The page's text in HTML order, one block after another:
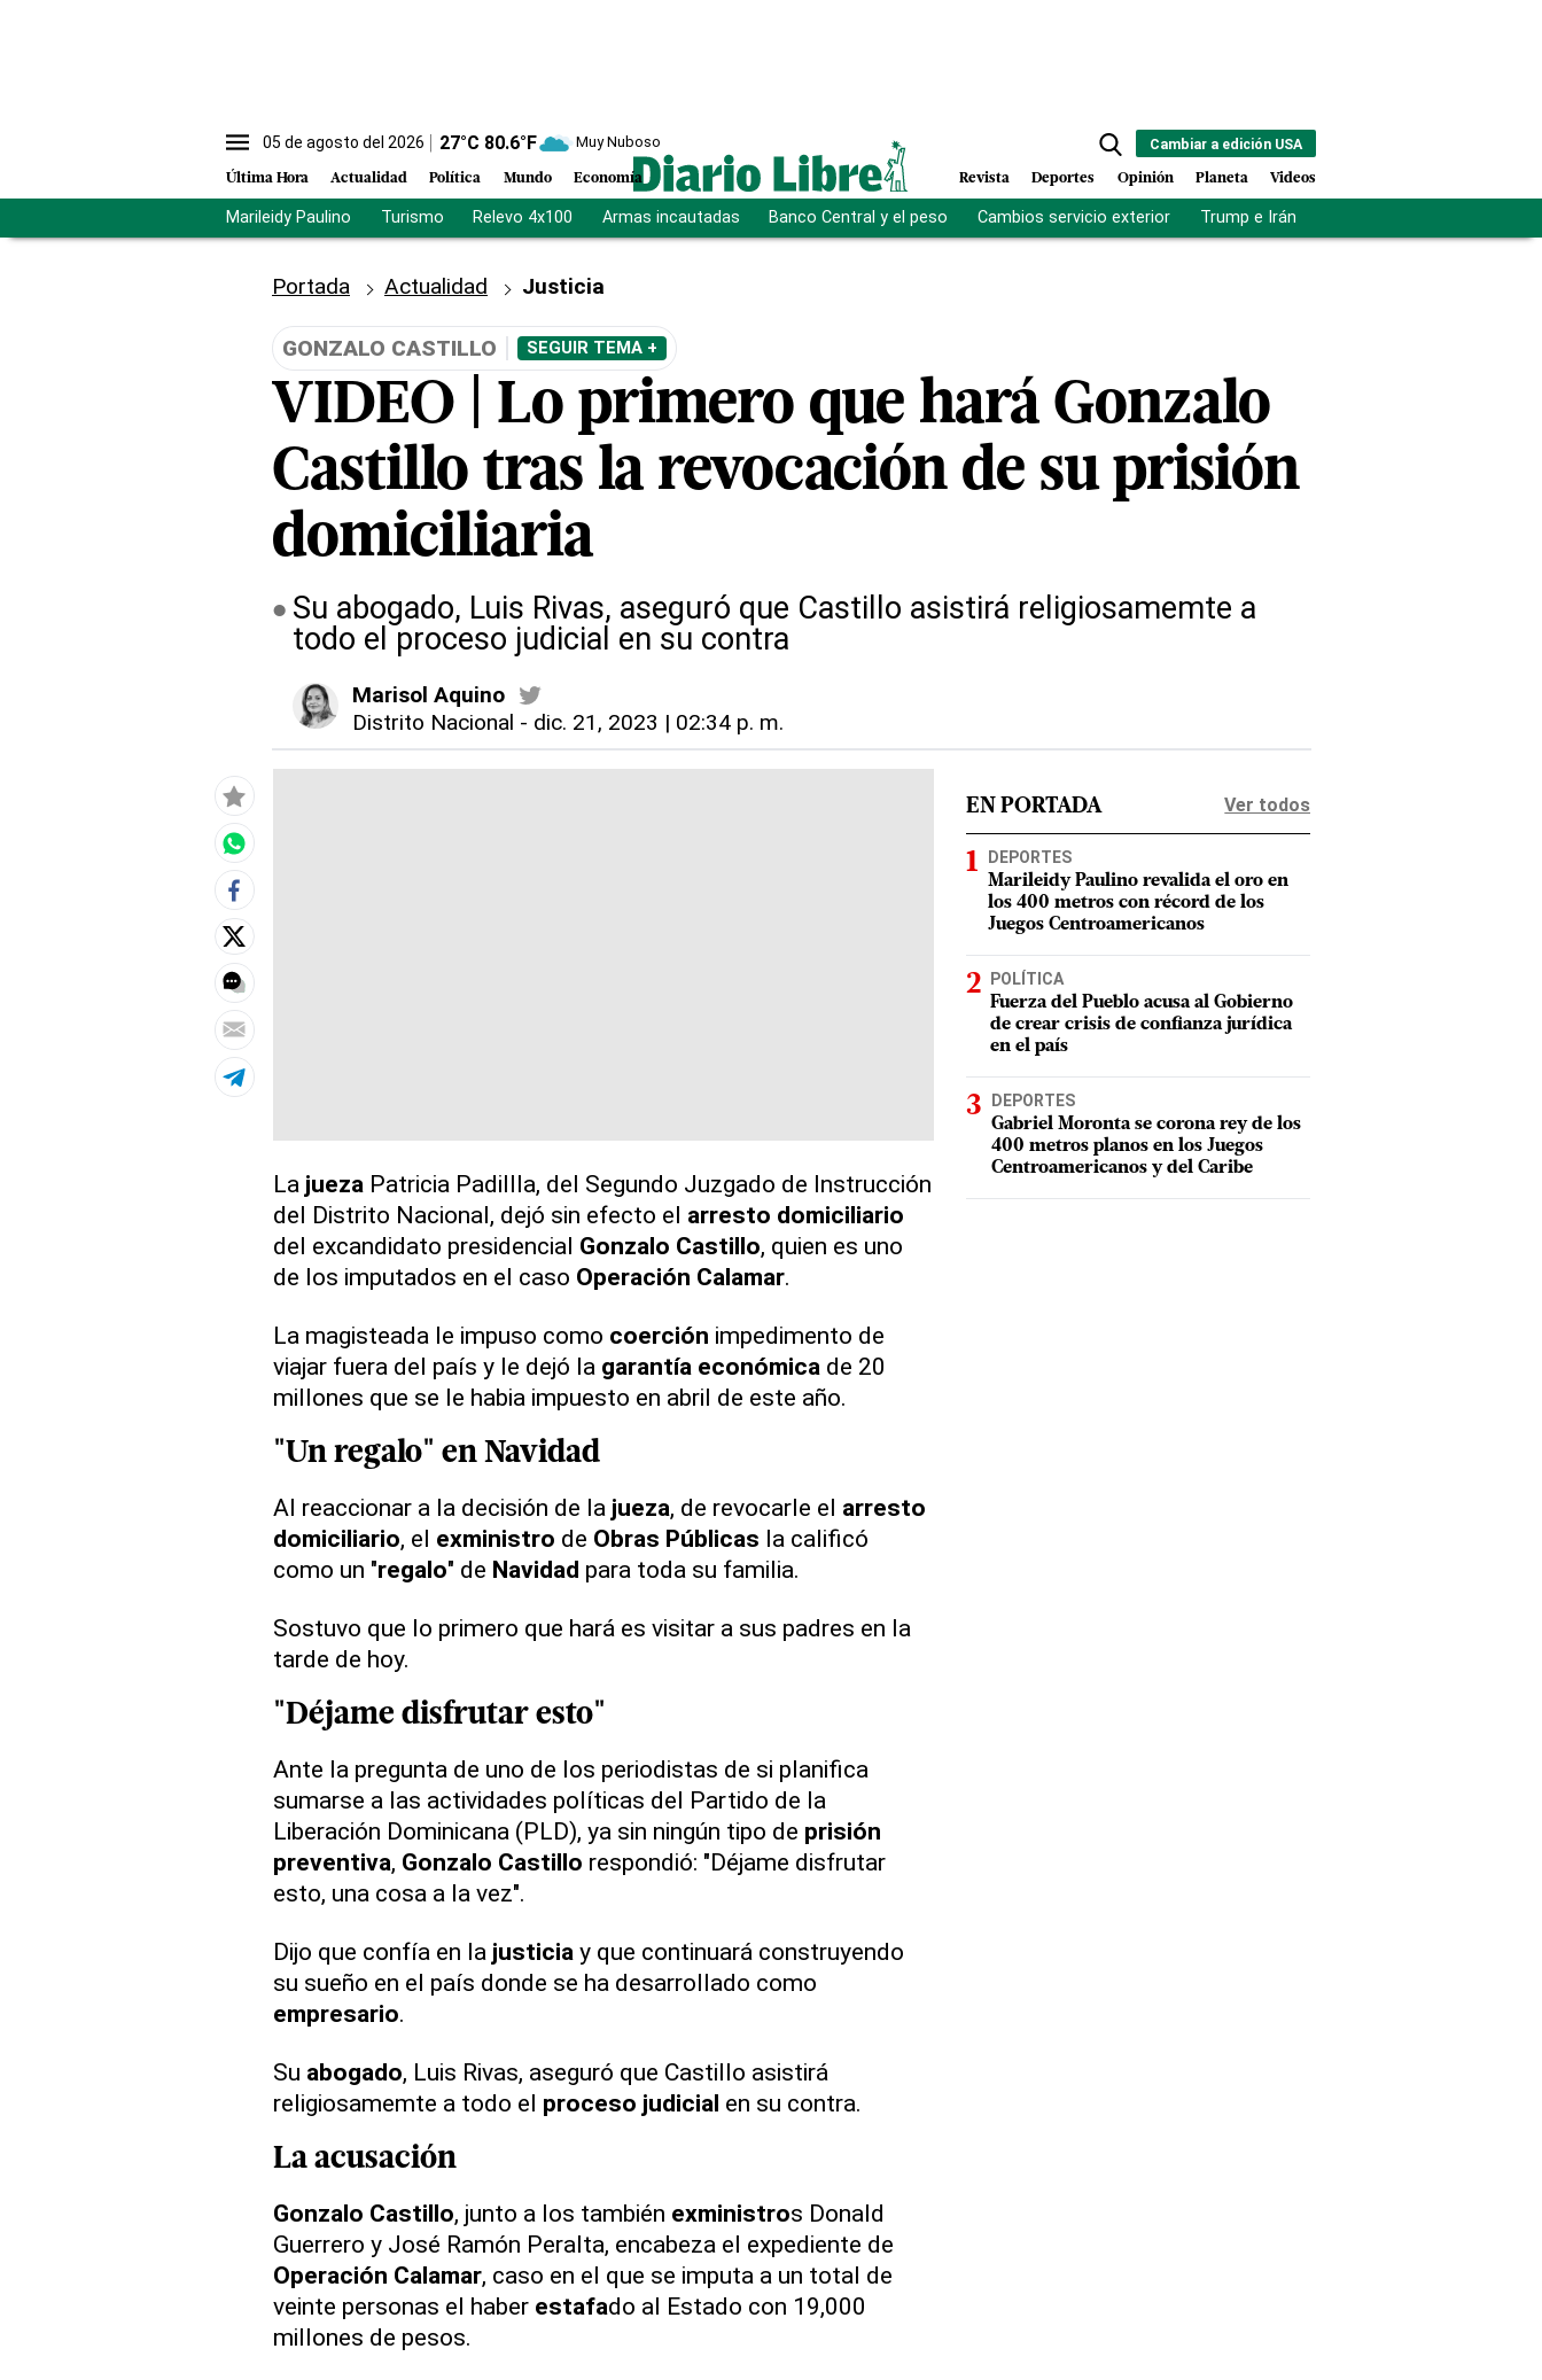
05 de agosto del 2026 27°C 80.6°F Muy Nuboso
Última Hora Actualidad Política Mundo Economía
Cambiar a edición USA
Revista Deportes Opinión Planeta Videos
Marileidy Paulino Turismo Relevo 4x100 Armas incautadas Banco Central y el peso Cambios servicio exterior Trump e Irán
Portada Actualidad Justicia
GONZALO CASTILLO SEGUIR TEMA +
VIDEO | Lo primero que hará Gonzalo
Castillo tras la revocación de su prisión
domiciliaria
Su abogado, Luis Rivas, aseguró que Castillo asistirá religiosamemte a
todo el proceso judicial en su contra
Marisol Aquino
Distrito Nacional - dic. 21, 2023 | 02:34 p. m.
La jueza Patricia Padillla, del Segundo Juzgado de Instrucción
del Distrito Nacional, dejó sin efecto el arresto domiciliario
del excandidato presidencial Gonzalo Castillo, quien es uno
de los imputados en el caso Operación Calamar.
La magisteada le impuso como coerción impedimento de
viajar fuera del país y le dejó la garantía económica de 20
millones que se le habia impuesto en abril de este año.
"Un regalo" en Navidad
Al reaccionar a la decisión de la jueza, de revocarle el arresto
domiciliario, el exministro de Obras Públicas la calificó
como un "regalo" de Navidad para toda su familia.
Sostuvo que lo primero que hará es visitar a sus padres en la
tarde de hoy.
"Déjame disfrutar esto"
Ante la pregunta de uno de los periodistas de si planifica
sumarse a las actividades políticas del Partido de la
Liberación Dominicana (PLD), ya sin ningún tipo de prisión
preventiva, Gonzalo Castillo respondió: "Déjame disfrutar
esto, una cosa a la vez".
Dijo que confía en la justiciay que continuará construyendo
su sueño en el país donde se ha desarrollado como
empresario.
Su abogado, Luis Rivas, aseguró que Castillo asistirá
religiosamemte a todo el proceso judicial en su contra.
La acusación
Gonzalo Castillo, junto a los también exministros Donald
Guerrero y José Ramón Peralta, encabeza el expediente de
Operación Calamar, caso en el que se imputa a un total de
veinte personas el haber estafado al Estado con 19,000
millones de pesos.
EN PORTADA Ver todos
DEPORTES
Marileidy Paulino revalida el oro en
los 400 metros con récord de los
Juegos Centroamericanos
POLÍTICA
Fuerza del Pueblo acusa al Gobierno
de crear crisis de confianza jurídica
en el país
DEPORTES
Gabriel Moronta se corona rey de los
400 metros planos en los Juegos
Centroamericanos y del Caribe